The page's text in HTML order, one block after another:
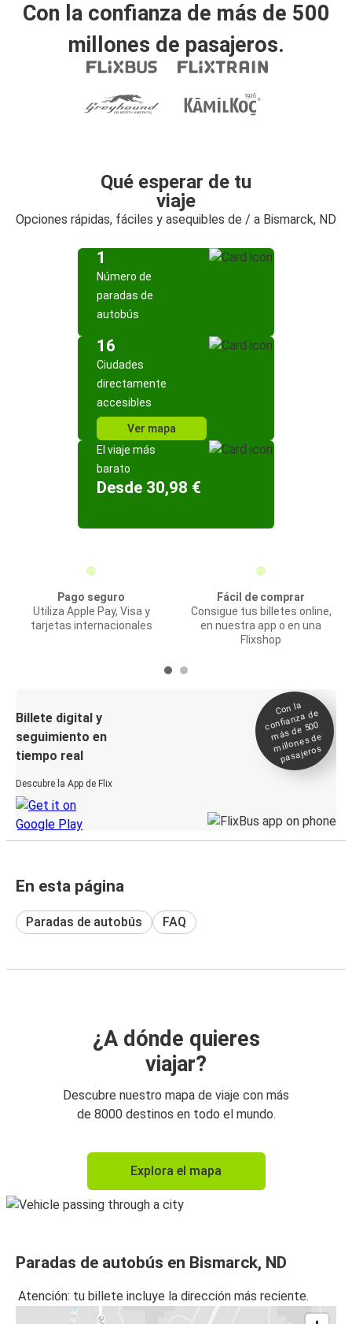
Con la confianza de más de 500
millones de pasajeros.
Qué esperar de tu
viaje
Opciones rápidas, fáciles y asequibles de / a Bismarck, ND
1
Número de
paradas de
autobús
16
Ciudades
directamente
accesibles
Ver mapa
El viaje más
barato
Desde 30,98 €
Pago seguro
Utiliza Apple Pay, Visa y
tarjetas internacionales
Fácil de comprar
Consigue tus billetes online,
en nuestra app o en una
Flixshop
Billete digital y
seguimiento en
tiempo real
Descubre la App de Flix
Con la
confianza de
más de 500
millones de
pasajeros
En esta página
Paradas de autobús FAQ
¿A dónde quieres
viajar?
Descubre nuestro mapa de viaje con más
de 8000 destinos en todo el mundo.
Explora el mapa
Paradas de autobús en Bismarck, ND
Atención: tu billete incluye la dirección más reciente.